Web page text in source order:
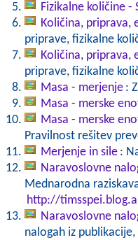
Fizikalne količine -
Količina, priprava,
priprave, fizikalne
Količina, priprava,
priprave, fizikalne
Masa - merjenje :
Masa - merske
Masa - merske
Pravilnost rešitev
Merjenje in sile :
Naravoslovne
Mednarodna
http://
Naravoslovne
nalogah iz